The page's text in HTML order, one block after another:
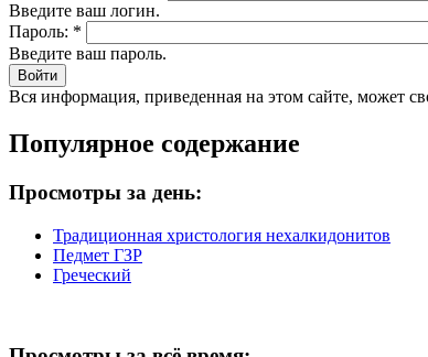
Введите ваш логин.
Пароль: *
Введите ваш пароль.
Вся информация, приведенная на этом сайте, может
Популярное содержание
Просмотры за день:
Традиционная христология нехалкидонитов
Педмет ГЗР
Греческий